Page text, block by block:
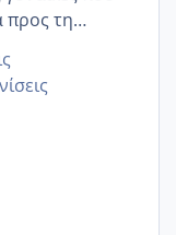
προς τη
το 2025.
χαρές,
ή μεγάλη